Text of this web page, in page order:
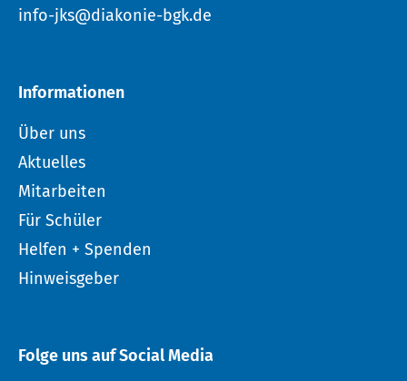
info-jks@diakonie-bgk.de
Informationen
Über uns
Aktuelles
Mitarbeiten
Für Schüler
Helfen + Spenden
Hinweisgeber
Folge uns auf Social Media